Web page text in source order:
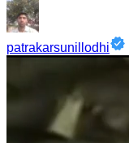
patrakarsunillodhi